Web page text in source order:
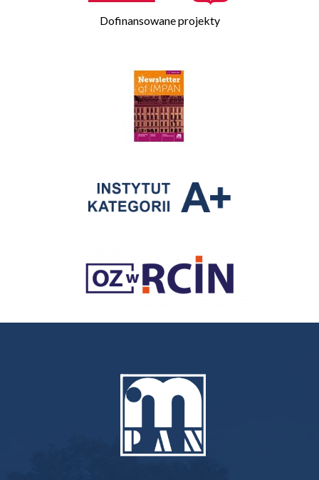
Dofinansowane projekty